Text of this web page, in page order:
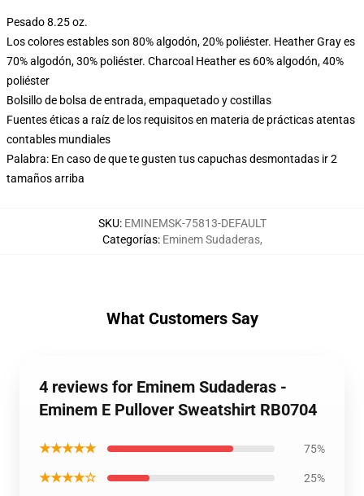
Pesado 8.25 oz.
Los colores estables son 80% algodón, 20% poliéster. Heather Gray es
70% algodón, 30% poliéster. Charcoal Heather es 60% algodón, 40%
poliéster
Bolsillo de bolsa de entrada, empaquetado y costillas
Fuentes éticas a raíz de los requisitos en materia de prácticas atentas
contables mundiales
Palabra: En caso de que te gusten tus capuchas desmontadas ir 2
tamaños arriba
SKU: EMINEMSK-75813-DEFAULT
Categorías: Eminem Sudaderas,
What Customers Say
4 reviews for Eminem Sudaderas -
Eminem E Pullover Sweatshirt RB0704
★★★★★ 75%
★★★★☆ 25%